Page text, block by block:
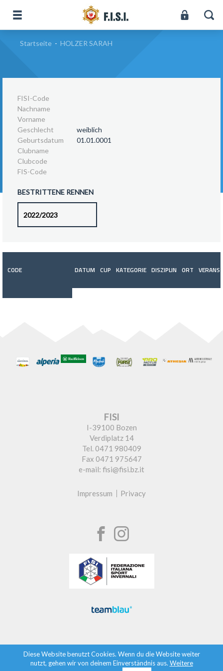
Startseite - HOLZER SARAH
FISI-Code
Nachname
Vorname
Geschlecht
weiblich
Geburtsdatum
01.01.0001
Clubname
Clubcode
FIS-Code
BESTRITTENE RENNEN
CODE DATUM CUP KATEGORIE DISZIPLIN ORT
FISI
I-39100 Bozen
Verdiplatz 14
Tel. 0471 980409
Fax 0471 975647
e-mail: fisi@fisi.bz.it
Impressum Privacy
Diese Website benutzt Cookies. Wenn du die Website weiter
nutzt, gehen wir von deinem Einverständnis aus. Weitere